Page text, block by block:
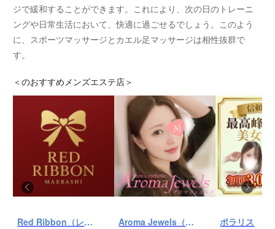
ジで緩和することができます。これにより、次の日のトレーニ
ングや日常生活において、快適に過ごせるでしょう。このよう
に、スポーツマッサージとカエル足マッサージは相性抜群で
す。
＜のおすすめメンズエステ店＞
Red Ribbon（レッドリボン）前橋 Aroma Jewels（アロマ ジュエルズ）秋葉原ルーム ポラリス